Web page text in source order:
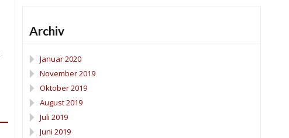
Archiv
Januar 2020
November 2019
Oktober 2019
August 2019
Juli 2019
Juni 2019